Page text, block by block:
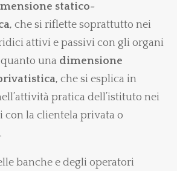
statico-
, che si riflette soprattutto nei
attivi e passivi con gli organi
una dimensione
, che si esplica in
pratica dell’istituto nei
con la clientela privata o
banche e degli operatori